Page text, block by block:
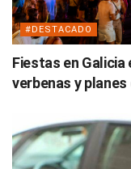
#DESTACADO
Fiestas en
verbenas y